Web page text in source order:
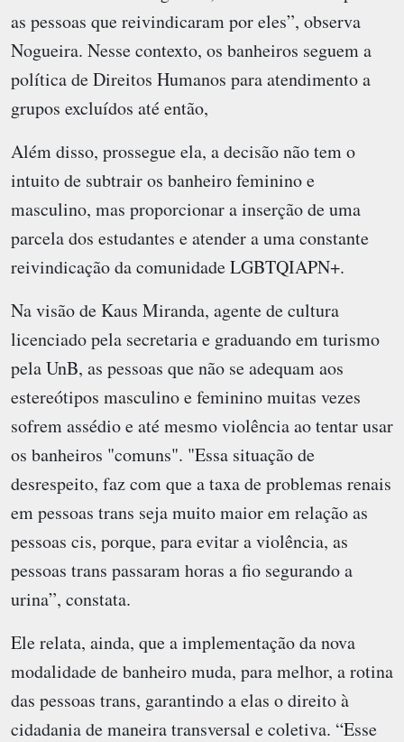
as pessoas que reivindicaram por eles”, observa
Nogueira. Nesse contexto, os banheiros seguem a
política de Direitos Humanos para atendimento a
grupos excluídos até então,
Além disso, prossegue ela, a decisão não tem o
intuito de subtrair os banheiro feminino e
masculino, mas proporcionar a inserção de uma
parcela dos estudantes e atender a uma constante
reivindicação da comunidade LGBTQIAPN+.
Na visão de Kaus Miranda, agente de cultura
licenciado pela secretaria e graduando em turismo
pela UnB, as pessoas que não se adequam aos
estereótipos masculino e feminino muitas vezes
sofrem assédio e até mesmo violência ao tentar usar
os banheiros "comuns". "Essa situação de
desrespeito, faz com que a taxa de problemas renais
em pessoas trans seja muito maior em relação as
pessoas cis, porque, para evitar a violência, as
pessoas trans passaram horas a fio segurando a
urina”, constata.
Ele relata, ainda, que a implementação da nova
modalidade de banheiro muda, para melhor, a rotina
das pessoas trans, garantindo a elas o direito à
cidadania de maneira transversal e coletiva. “Esse